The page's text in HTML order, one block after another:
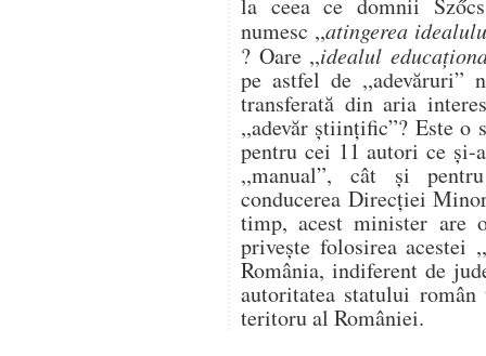
la ceea ce domnii
numesc ,,atingerea
? Oare ,,idealul
pe astfel de ,,adevăruri”
transferată din aria
,,adevăr ştiinţific”? Este o
pentru cei 11 autori ce şi-
,,manual”, cât şi
conducerea Direcţiei
timp, acest minister are
priveşte folosirea
România, indiferent de
autoritatea statului
teritoru al României.